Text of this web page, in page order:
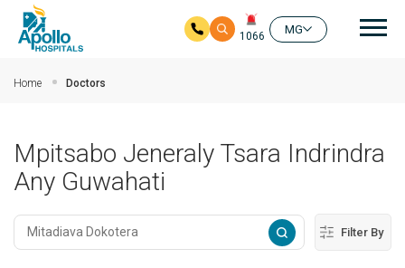
1066
MG
Home Doctors
Mpitsabo Jeneraly Tsara Indrindra
Any Guwahati
Filter By